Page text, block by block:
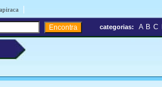
|
categorias: A B C